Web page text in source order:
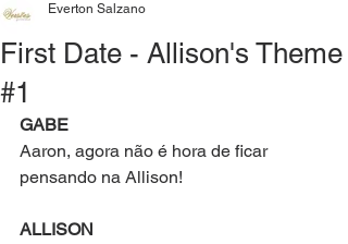
First Date - Allison's Theme
#1
Everton Salzano
GABE
Aaron, agora não é hora de ficar
pensando na Allison!
ALLISON